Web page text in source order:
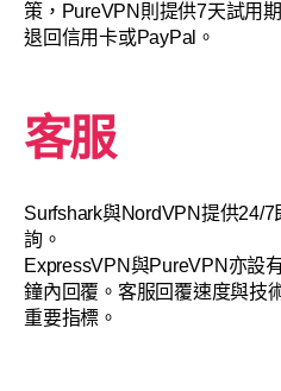
策，PureVPN則提供7天試用
退回信用卡或PayPal。
客服
Surfshark與NordVPN提供24/
詢。
ExpressVPN與PureVPN亦設
鐘內回覆。客服回覆速度與技
重要指標。